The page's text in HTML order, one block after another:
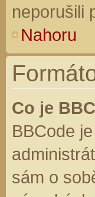
neporušili
Nahoru
Co je
BBCode
sám o